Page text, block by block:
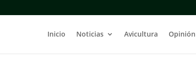
Inicio Noticias Avicultura Opinión